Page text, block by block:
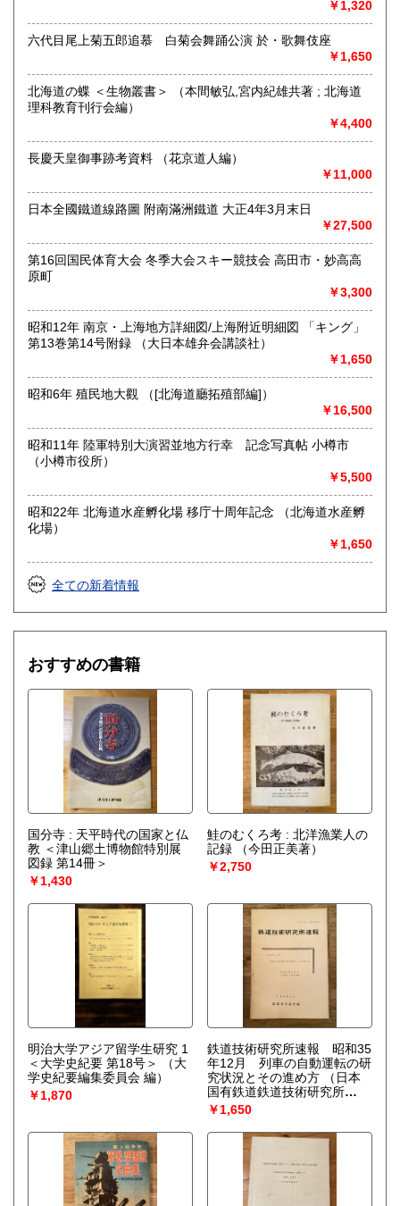
●対面での販売、お渡しはおこなっておりません●
●土・日・祝休&不定休●
●送料の事前表示が義務化されたことにより、当方の【単品ス
ピード注文(即決注文)】対象以外の商品は、「日本の古本
屋」側が自動的に設定している【300円】の送料が表示され
ておりますが、実際には送料を実費で頂戴いたします。未修
正の在庫に関しては随時、【単品スピード注文】への対応と
送料の入力を進めておりますので、どうぞご了承ください●
●「日本の古本屋」に登録されているお客様名義とは別名義の
済前にご連絡ください】。お振込後/ご決済後には、ご希望に
沿えないことをご了承ください(即決ご注文をお選びの際に
は、ご注文の前後にご連絡ください)●
文をお願い申し上げます。なお後払いでの公費ご購入は本体
価格3,000円以上からお受けいたします●
●お問い合わせはメールにて受け付けます。お名前、ご住所、
ご連絡先を記載のうえ、お問い合わせください●
●適格請求書発行事業者登録番号T5810818777848●
沿線名：-
営業時間：不定
定休日：土日祝休&不定休
古書一般（その他）
￥1,320
六代目尾上菊五郎追慕 白菊会舞踊公演 於・歌舞伎座
￥1,650
北海道の蝶 ＜生物叢書＞ （本間敏弘,宮内紀雄共著 ; 北海道
理科教育刊行会編）
￥4,400
長慶天皇御事跡考資料 （花京道人編）
￥11,000
日本全國鐵道線路圖 附南滿洲鐵道 大正4年3月末日
￥27,500
第16回国民体育大会 冬季大会スキー競技会 高田市・妙高高
原町
￥3,300
昭和12年 南京・上海地方詳細図/上海附近明細図 「キング」
第13巻第14号附録 （大日本雄弁会講談社）
￥1,650
昭和6年 殖民地大觀 （[北海道廳拓殖部編]）
￥16,500
昭和11年 陸軍特別大演習並地方行幸 記念写真帖 小樽市
（小樽市役所）
￥5,500
昭和22年 北海道水産孵化場 移庁十周年記念 （北海道水産孵
化場）
￥1,650
全ての新着情報
おすすめの書籍
国分寺 : 天平時代の国家と仏
教 ＜津山郷土博物館特別展
図録 第14冊＞
￥1,430
鮭のむくろ考 : 北洋漁業人の
記録
（今田正美著）
￥2,750
明治大学アジア留学生研究 1
＜大学史紀要 第18号＞
（大
学史紀要編集委員会 編）
￥1,870
鉄道技術研究所速報 昭和35
年12月 列車の自動運転の研
究状況とその進め方
（日本
国有鉄道鉄道技術研究所
[編]）
￥1,650